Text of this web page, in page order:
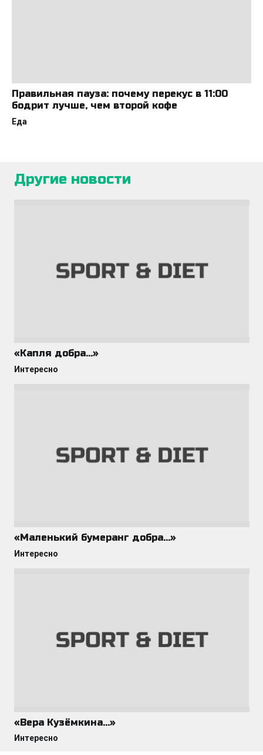
Правильная пауза: почему перекус в 11:00
бодрит лучше, чем второй кофе
Еда
Другие новости
«Капля добра…»
Интересно
«Маленький бумеранг добра…»
Интересно
«Вера Кузёмкина…»
Интересно